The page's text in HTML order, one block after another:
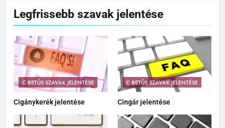
Legfrissebb szavak jelentése
C BETŰS SZAVAK JELENTÉSE
Cigánykerék jelentése
C BETŰS SZAVAK JELENTÉSE
Cingár jelentése